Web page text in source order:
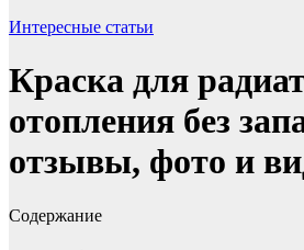
Интересные статьи
Краска для
отопления без
отзывы, фото и
Содержание